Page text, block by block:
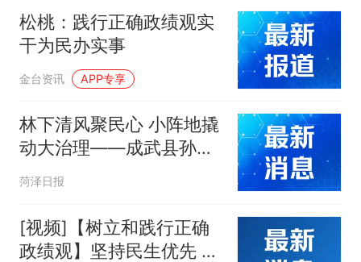
核查
搜，网友：天塌了！
南航一航班疑向乘客发放西梅
汁，致多名乘客在飞行途中排
队上厕所！乘客：机上100多
非每架飞机都会发放西梅汁
热
那个在床头放菜刀的女孩，
人生
松桃：践行正确政绩观实
干为民办实事
金台资讯 APP专享
林下清风聚民心 小阵地撬
动大治理——成武县孙寺
镇“林下议事厅”见闻
菏泽日报
[视频]【树立和践行正确
政绩观】坚持民生优先 推